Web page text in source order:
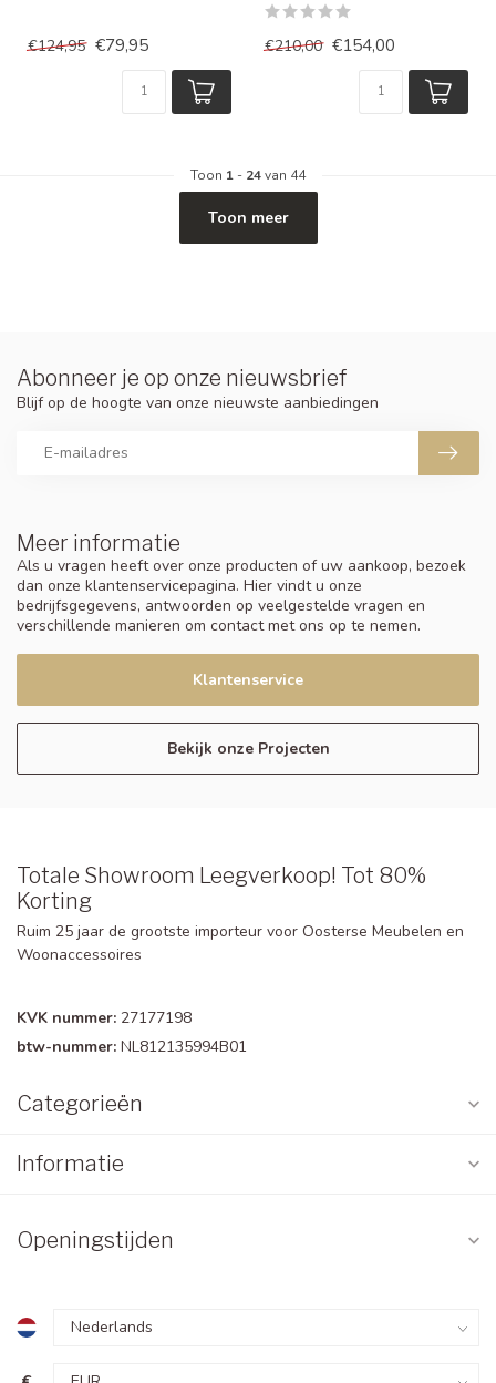
€124,95 €79,95 €210,00 €154,00
Toon 1 - 24van 44
Toon meer
Meer informatie
Als u vragen heeft over onze producten of uw aankoop, bezoek
dan onze klantenservicepagina. Hier vindt u onze
bedrijfsgegevens, antwoorden op veelgestelde vragen en
verschillende manieren om contact met ons op te nemen.
Klantenservice
Bekijk onze Projecten
Abonneer je op onze nieuwsbrief
Blijf op de hoogte van onze nieuwste aanbiedingen
Totale Showroom Leegverkoop! Tot 80%
Korting
Ruim 25 jaar de grootste importeur voor Oosterse Meubelen en
Woonaccessoires
KVK nummer: 27177198
btw-nummer: NL812135994B01
Categorieën
Informatie
Openingstijden